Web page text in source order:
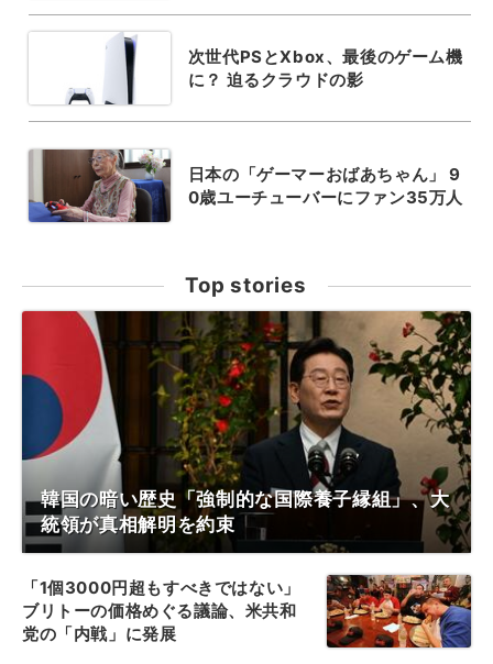
次世代PSとXbox、最後のゲーム機
に？ 迫るクラウドの影
日本の「ゲーマーおばあちゃん」 9
0歳ユーチューバーにファン35万人
Top stories
韓国の暗い歴史「強制的な国際養子縁組」、大
統領が真相解明を約束
「1個3000円超もすべきではない」
ブリトーの価格めぐる議論、米共和
党の「内戦」に発展